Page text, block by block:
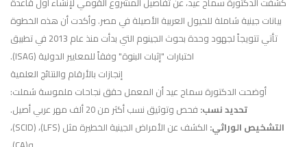
بيانات جينية شاملة للخيول العربية الأصيلة في مصر. وأكدت أن هذه الخطوة
تأتي تتويجاً لجهود وحدة بحوث الجينوم التي بدأت منذ عام 2013 في تطبيق
اختبارات "إثبات البنوة" وفقاً للمعايير الدولية (ISAG).
إنجازات بالأرقام والنتائج العلمية
أوضحت الدكتورة سماح عيد أن المعمل حقق نجاحات ملموسة شملت:
تحديد نسب: فحص وتوثيق نسب أكثر من 20 ألف مهر عربي أصيل.
التشخيص الوراثي:
الكشف عن الأمراض الجينية الخطيرة مثل (LFS)، (SCID)،